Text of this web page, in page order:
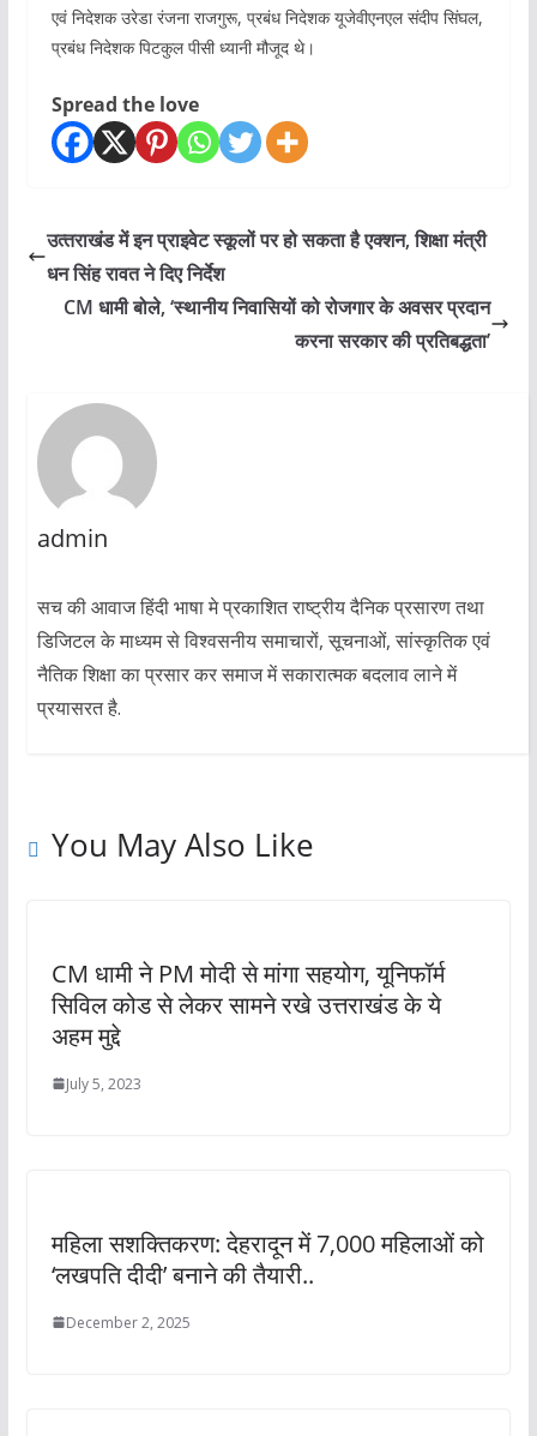
एवं निदेशक उरेडा रंजना राजगुरू, प्रबंध निदेशक यूजेवीएनएल संदीप सिंघल,
प्रबंध निदेशक पिटकुल पीसी ध्यानी मौजूद थे।
Spread the love
उत्‍तराखंड में इन प्राइवेट स्‍कूलों पर हो सकता है एक्‍शन, शिक्षा मंत्री
धन सिंह रावत ने दिए निर्देश
CM धामी बोले, ‘स्थानीय निवासियों को रोजगार के अवसर प्रदान
करना सरकार की प्रतिबद्धता’
admin
सच की आवाज हिंदी भाषा मे प्रकाशित राष्ट्रीय दैनिक प्रसारण तथा
डिजिटल के माध्यम से विश्वसनीय समाचारों, सूचनाओं, सांस्कृतिक एवं
नैतिक शिक्षा का प्रसार कर समाज में सकारात्मक बदलाव लाने में
प्रयासरत है.
You May Also Like
CM धामी ने PM मोदी से मांगा सहयोग, यूनिफॉर्म
सिविल कोड से लेकर सामने रखे उत्तराखंड के ये
अहम मुद्दे
July 5, 2023
महिला सशक्तिकरण: देहरादून में 7,000 महिलाओं को
‘लखपति दीदी’ बनाने की तैयारी..
December 2, 2025